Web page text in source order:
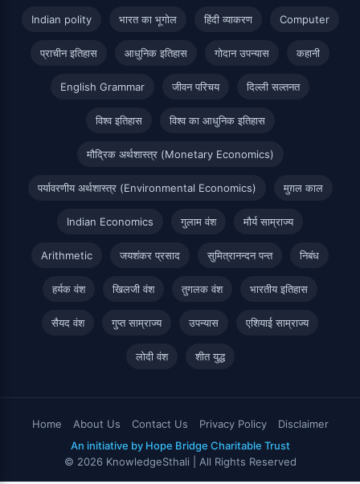
Indian polity भारत का भूगोल हिंदी व्याकरण Computer
प्राचीन इतिहास आधुनिक इतिहास गोदान उपन्यास कहानी
English Grammar जीवन परिचय दिल्ली सल्तनत
विश्व इतिहास विश्व का आधुनिक इतिहास
मौद्रिक अर्थशास्त्र (Monetary Economics)
पर्यावरणीय अर्थशास्त्र (Environmental Economics) मुग़ल काल
Indian Economics गुलाम वंश मौर्य साम्राज्य
Arithmetic जयशंकर प्रसाद सुमित्रानन्दन पन्त निबंध
हर्यक वंश खिलजी वंश तुगलक वंश भारतीय इतिहास
सैयद वंश गुप्त साम्राज्य उपन्यास एशियाई साम्राज्य
लोदी वंश शीत युद्ध
Home About Us Contact Us Privacy Policy
Disclaimer
An initiative by Hope Bridge Charitable Trust
© 2026 KnowledgeSthali | All Rights Reserved